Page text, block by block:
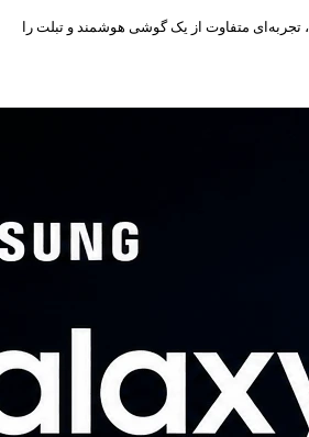
سامسونگ با معرفی Galaxy Z Fold8 نسل جدید گوشی تاشوی خود را روانه بازار کرده است. این پرچم‌دار با طراحی باریک‌تر، نمایشگرهای باکیفیت، سخت‌افزار قدرتمند و قابلیت‌های پیشرفته Galaxy AI، تجربه‌ای متفاوت از یک گوشی هوشمند و تبلت را